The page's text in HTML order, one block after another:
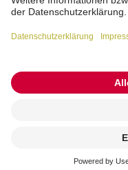
© 2026